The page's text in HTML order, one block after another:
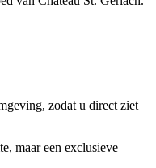
zodat u direct ziet
maar een exclusieve